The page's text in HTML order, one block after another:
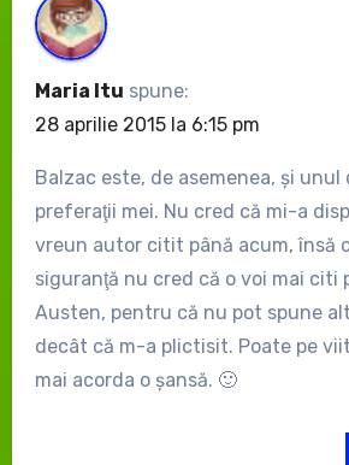
Maria Itu spune:
28 aprilie 2015 la 6:15 pm
Balzac este, de asemenea, şi
preferaţii mei. Nu cred că mi-a
vreun autor citit până acum, însă
siguranţă nu cred că o voi mai citi
Austen, pentru că nu pot spune
decât că m-a plictisit. Poate pe
mai acorda o şansă. 🙂